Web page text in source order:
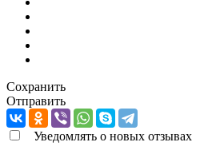
Сохранить
Отправить
Уведомлять о новых отзывах